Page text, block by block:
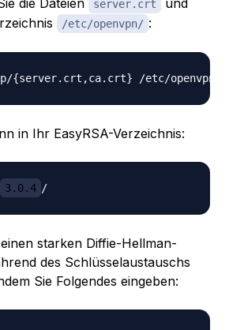
die Dateien
server.crt und
/etc/openvpn/ :
{server.crt,ca.crt}
in Ihr EasyRSA-Verzeichnis:
3.0.4
starken Diffie-Hellman-
des Schlüsselaustauschs
Sie Folgendes eingeben: